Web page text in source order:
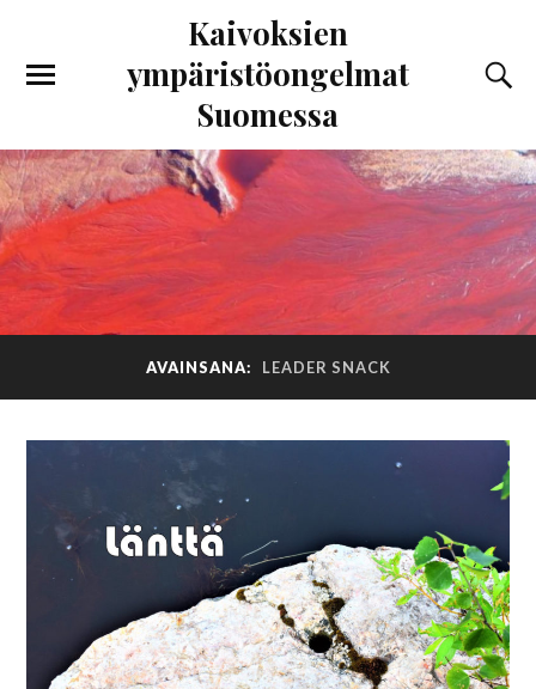
Kaivoksien
ympäristöongelmat
Suomessa
AVAINSANA: LEADER SNACK